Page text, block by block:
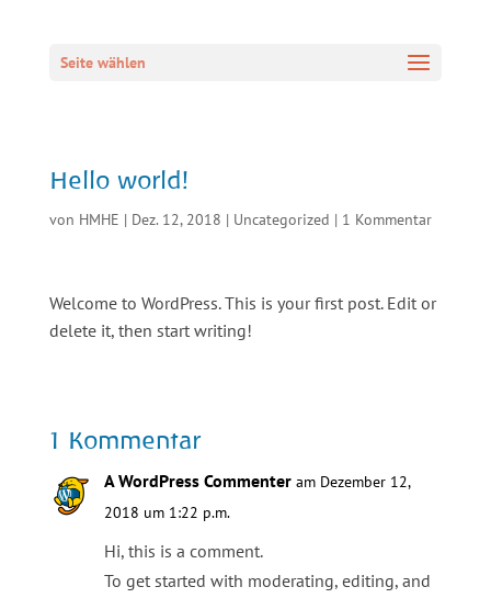
Seite wählen
Hello world!
von HMHE | Dez. 12, 2018 | Uncategorized | 1 Kommentar
Welcome to WordPress. This is your first post. Edit or
delete it, then start writing!
1 Kommentar
A WordPress Commenter am Dezember 12,
2018 um 1:22 p.m.
Hi, this is a comment.
To get started with moderating, editing, and